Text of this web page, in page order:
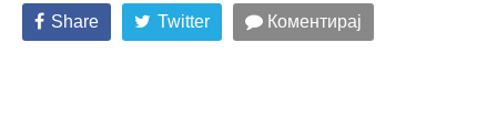
Share Twitter Коментирај